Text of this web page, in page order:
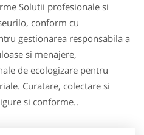
Solutii profesionale si
conform cu
gestionarea responsabila a
si menajere,
de ecologizare pentru
Curatare, colectare si
si conforme..